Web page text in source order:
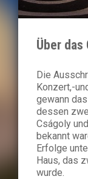
Über das
Die
Konzert,-
gewann
dessen
Cságoly
bekannt
Erfolge
Haus, das
wurde.